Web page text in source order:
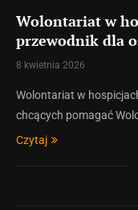
Wolontariat w
przewodnik dla
8 kwietnia 2026
Wolontariat w
chcących pomagać
Czytaj